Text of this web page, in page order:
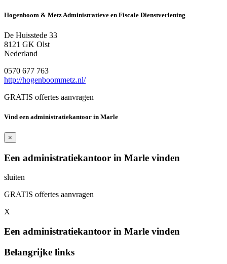
Hogenboom & Metz Administratieve en Fiscale Dienstverlening
De Huisstede 33
8121 GK Olst
Nederland
0570 677 763
http://hogenboommetz.nl/
GRATIS offertes aanvragen
Vind een administratiekantoor in Marle
×
Een administratiekantoor in Marle vinden
sluiten
GRATIS offertes aanvragen
X
Een administratiekantoor in Marle vinden
Belangrijke links